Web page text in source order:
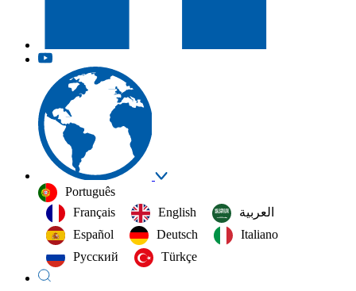
Português
Français
English
العربية‏
Español
Deutsch
Italiano
Русский
Türkçe